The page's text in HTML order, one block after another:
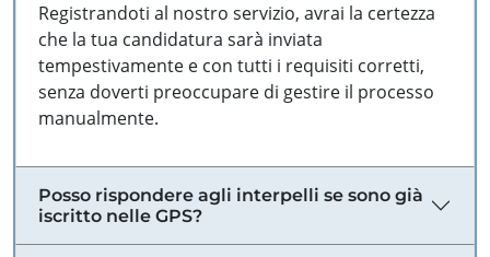
Registrandoti al nostro servizio, avrai la certezza
che la tua candidatura sarà inviata
tempestivamente e con tutti i requisiti corretti,
senza doverti preoccupare di gestire il processo
manualmente.
Posso rispondere agli interpelli se sono già
iscritto nelle GPS?